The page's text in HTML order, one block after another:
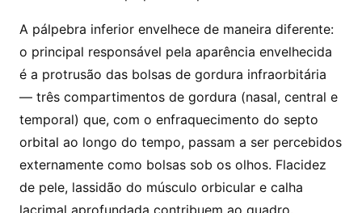
A pálpebra inferior envelhece de maneira diferente:
o principal responsável pela aparência envelhecida
é a protrusão das bolsas de gordura infraorbitária
— três compartimentos de gordura (nasal, central e
temporal) que, com o enfraquecimento do septo
orbital ao longo do tempo, passam a ser percebidos
externamente como bolsas sob os olhos. Flacidez
de pele, lassidão do músculo orbicular e calha
lacrimal aprofundada contribuem ao quadro.